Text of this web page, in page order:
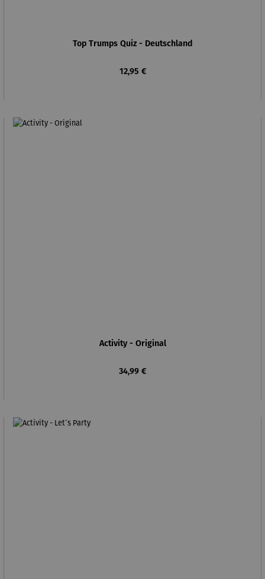
Top Trumps Quiz - Deutschland
Regulärer Preis:
12,95 €
Activity - Original
Regulärer Preis:
34,99 €